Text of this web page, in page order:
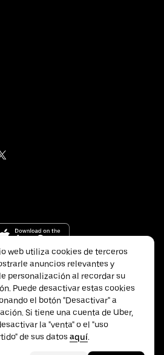
web utiliza cookies de terceros
anuncios relevantes y
personalización al recordar su
Puede desactivar estas cookies
el botón "Desactivar" a
Si tiene una cuenta de Uber,
la "venta" o el "uso
de sus datos aquí.